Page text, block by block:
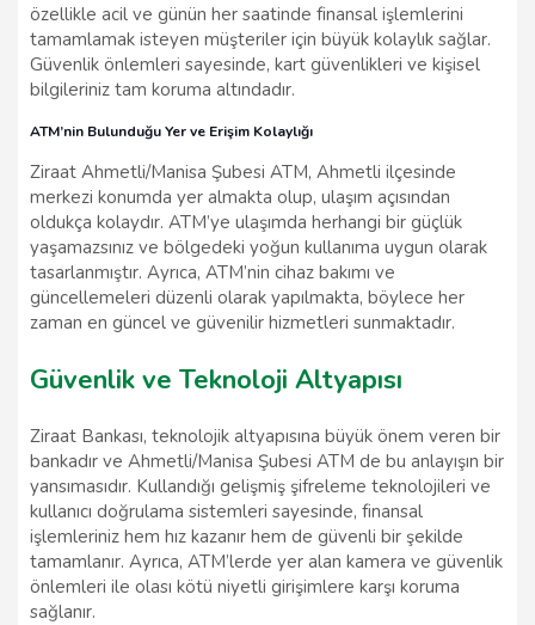
özellikle acil ve günün her saatinde finansal işlemlerini
tamamlamak isteyen müşteriler için büyük kolaylık sağlar.
Güvenlik önlemleri sayesinde, kart güvenlikleri ve kişisel
bilgileriniz tam koruma altındadır.
ATM’nin Bulunduğu Yer ve Erişim Kolaylığı
Ziraat Ahmetli/Manisa Şubesi ATM, Ahmetli ilçesinde
merkezi konumda yer almakta olup, ulaşım açısından
oldukça kolaydır. ATM’ye ulaşımda herhangi bir güçlük
yaşamazsınız ve bölgedeki yoğun kullanıma uygun olarak
tasarlanmıştır. Ayrıca, ATM’nin cihaz bakımı ve
güncellemeleri düzenli olarak yapılmakta, böylece her
zaman en güncel ve güvenilir hizmetleri sunmaktadır.
Güvenlik ve Teknoloji Altyapısı
Ziraat Bankası, teknolojik altyapısına büyük önem veren bir
bankadır ve Ahmetli/Manisa Şubesi ATM de bu anlayışın bir
yansımasıdır. Kullandığı gelişmiş şifreleme teknolojileri ve
kullanıcı doğrulama sistemleri sayesinde, finansal
işlemleriniz hem hız kazanır hem de güvenli bir şekilde
tamamlanır. Ayrıca, ATM’lerde yer alan kamera ve güvenlik
önlemleri ile olası kötü niyetli girişimlere karşı koruma
sağlanır.